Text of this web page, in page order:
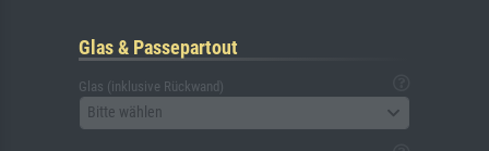
Glas & Passepartout
Glas (inklusive Rückwand)
Bitte wählen